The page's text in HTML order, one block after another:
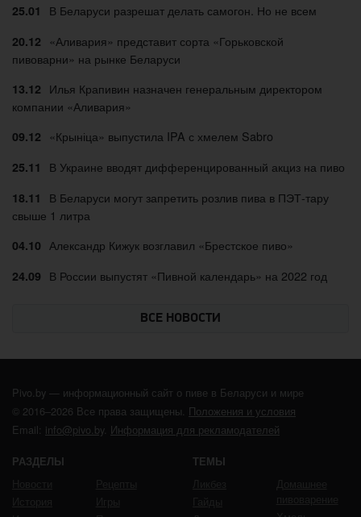
25.01 В Беларуси разрешат делать самогон. Но не всем
20.12
«Аливария» представит сорта «Горьковской
пивоварни» на рынке Беларуси
13.12 Илья Крапивин назначен генеральным директором
компании «Аливария»
09.12 «Крыніца» выпустила IPA с хмелем Sabro
25.11 В Украине вводят дифференцированный акциз на пиво
18.11
В Беларуси могут запретить розлив пива в ПЭТ-тару
свыше 1 литра
04.10 Александр Кижук возглавил «Брестское пиво»
24.09 В России выпустят «Пивной календарь» на 2022 год
ВСЕ НОВОСТИ
Pivo.by — информационный сайт о пиве в Беларуси и мире
© 2016–2026 Все права защищены. Положения и условия
Email: info@pivo.by. Информация для рекламодателей
РАЗДЕЛЫ ТЕМЫ